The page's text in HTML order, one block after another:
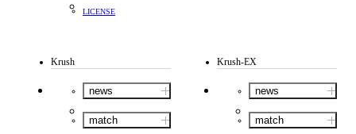
LICENSE
Krush
news
match
Krush-EX
news
match